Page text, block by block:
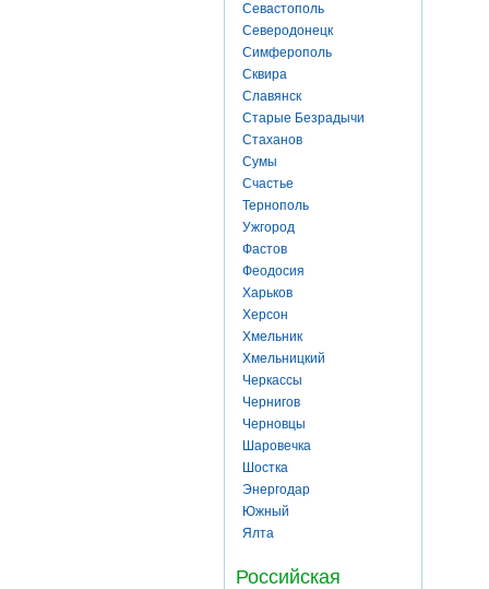
Севастополь
Северодонецк
Симферополь
Сквира
Славянск
Старые Безрадычи
Стаханов
Сумы
Счастье
Тернополь
Ужгород
Фастов
Феодосия
Харьков
Херсон
Хмельник
Хмельницкий
Черкассы
Чернигов
Черновцы
Шаровечка
Шостка
Энергодар
Южный
Ялта
Российская